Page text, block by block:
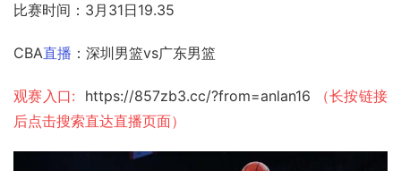
比赛时间：3月31日19.35
CBA直播 ：深圳男篮vs广东男篮
观赛入口: https://857zb3.cc/?from=anlan16
（长按链接
后点击搜索直达直播页面）